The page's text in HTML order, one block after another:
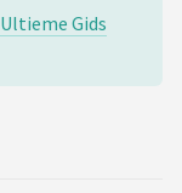
Gids